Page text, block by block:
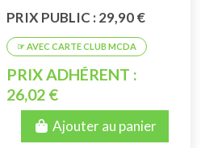
PRIX PUBLIC : 29,90 €
PRIX ADHÉRENT :
26,02 €
Ajouter au panier